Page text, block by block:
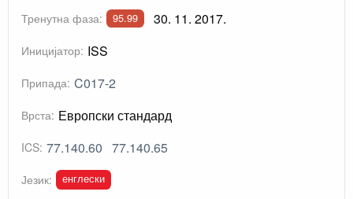
Тренутна фаза: 95.99 30. 11. 2017.
Иницијатор: ISS
Припада: C017-2
Врста: Европски стандард
ICS: 77.140.60 77.140.65
Језик: енглески